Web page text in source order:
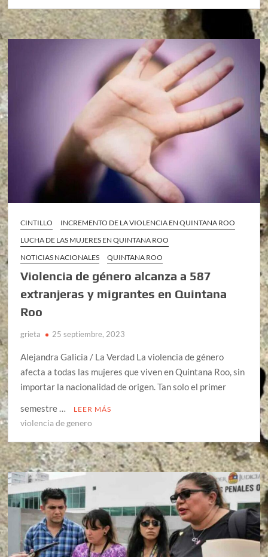
CINTILLO
INCREMENTO DE LA VIOLENCIA EN QUINTANA ROO
LUCHA DE LAS MUJERES EN QUINTANA ROO
NOTICIAS NACIONALES
QUINTANA ROO
Violencia de género alcanza a 587
extranjeras y migrantes en Quintana
Roo
grieta 25 septiembre, 2023
Alejandra Galicia / La Verdad La violencia de género
afecta a todas las mujeres que viven en Quintana Roo, sin
importar la nacionalidad de origen. Tan solo el primer
semestre …
LEER MÁS
violencia de genero